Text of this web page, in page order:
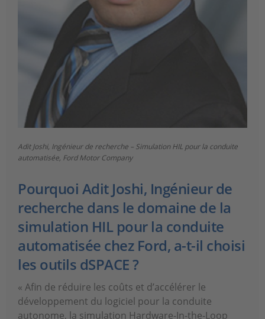
Adit Joshi, Ingénieur de recherche – Simulation HIL pour la conduite
automatisée, Ford Motor Company
Pourquoi Adit Joshi, Ingénieur de
recherche dans le domaine de la
simulation HIL pour la conduite
automatisée chez Ford, a-t-il choisi
les outils dSPACE ?
« Afin de réduire les coûts et d’accélérer le
développement du logiciel pour la conduite
autonome, la simulation Hardware-In-the-Loop